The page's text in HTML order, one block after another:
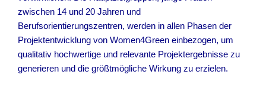
zwischen 14 und 20 Jahren und
Berufsorientierungszentren, werden in allen Phasen der
Projektentwicklung von Women4Green einbezogen, um
qualitativ hochwertige und relevante Projektergebnisse zu
generieren und die größtmögliche Wirkung zu erzielen.